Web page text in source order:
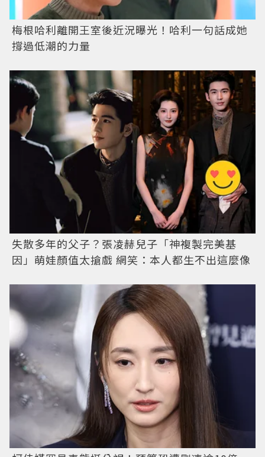
梅根哈利離開王室後近況曝光！哈利一句話成她
撐過低潮的力量
失散多年的父子？張凌赫兒子「神複製完美基
因」萌娃顏值太搶戲 網笑：本人都生不出這麼像